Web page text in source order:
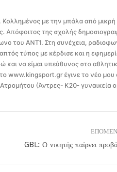
με την μπάλα από μικρή
Απόφοιτος της σχολής
του ΑΝΤ1. Στη συνέχεια,
τύπος με κέρδισε και η
να είμαι υπεύθυνος στο
www.kingsport.gr έγινε το νέο μου
(Άντρες- Κ20- γυναικεία
GBL: Ο νικητής παίρνει